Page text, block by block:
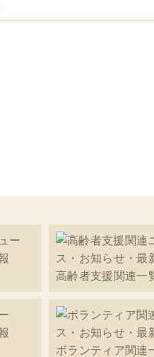
高齢者支援関連一
ボランティア関連